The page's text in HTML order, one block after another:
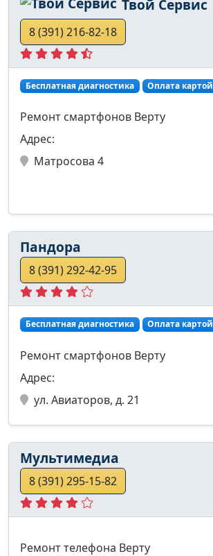
Твой Сервис
8 (391) 216-82-18
Бесплатная диагностика Оплата картой
Ремонт смартфонов Верту
Адрес:
Матросова 4
Пандора
8 (391) 292-42-95
Бесплатная диагностика Оплата картой
Ремонт смартфонов Верту
Адрес:
ул. Авиаторов, д. 21
Мультимедиа
8 (391) 295-15-82
Ремонт телефона Верту